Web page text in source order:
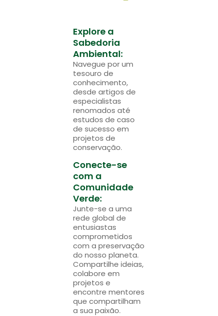
Explore a
Sabedoria
Ambiental:
Navegue por um
tesouro de
conhecimento,
desde artigos de
especialistas
renomados até
estudos de caso
de sucesso em
projetos de
conservação.
Conecte-se
com a
Comunidade
Verde:
Junte-se a uma
rede global de
entusiastas
comprometidos
com a preservação
do nosso planeta.
Compartilhe ideias,
colabore em
projetos e
encontre mentores
que compartilham
a sua paixão.